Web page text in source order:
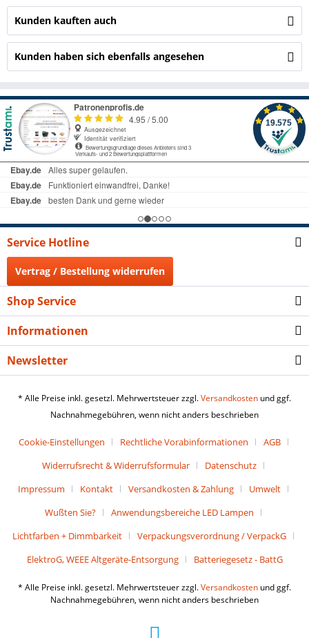
Kunden kauften auch
Kunden haben sich ebenfalls angesehen
Service Hotline
Vertrag / Bestellung widerrufen
Shop Service
Informationen
Newsletter
* Alle Preise inkl. gesetzl. Mehrwertsteuer zzgl.Versandkosten und ggf.
Nachnahmegebühren, wenn nicht anders beschrieben
Cookie-Einstellungen Rechtliche Vorabinformationen
AGB
Widerrufsrecht & Widerrufsformular
Datenschutz
Impressum
Kontakt Versandkosten & Zahlung
Umwelt
Wußten Sie?
Anwendungsbereiche LED Lampen
Lichtfarben + Dimmbarkeit
Verpackungsverordnung / VerpackG
ElektroG, WEEE Altgeräte-Entsorgung
Batteriegesetz - BattG
* Alle Preise inkl. gesetzl. Mehrwertsteuer zzgl.Versandkosten und ggf.
Nachnahmegebühren, wenn nicht anders beschrieben